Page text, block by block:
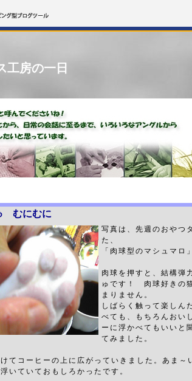
工房の一日
むにむに
写真は、先週のおやつ
た、
「肉球型のマシュマロ
肉球を押すと、結構弾
ゅです！ 肉球好きの
まりません。
しばらく触って楽しん
べても、もちろんおい
ーに浮かべてもいいと
てみました。
てコーヒーの上に広がっていきました。あま～
いていておもしろかったです。